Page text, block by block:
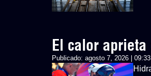
El calor
Publicado: agosto 7, 2026 | 09:33